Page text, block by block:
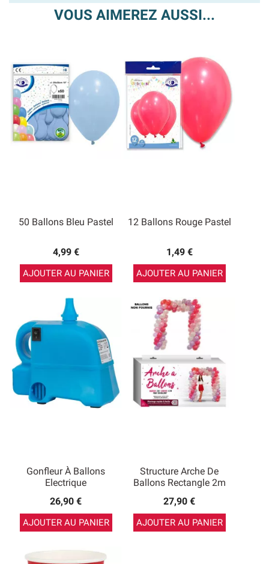
VOUS AIMEREZ AUSSI...
50 Ballons Bleu Pastel
4,99 €
AJOUTER AU PANIER
12 Ballons Rouge Pastel
1,49 €
AJOUTER AU PANIER
Gonfleur À Ballons
Electrique
26,90 €
AJOUTER AU PANIER
Structure Arche De
Ballons Rectangle 2m
27,90 €
AJOUTER AU PANIER